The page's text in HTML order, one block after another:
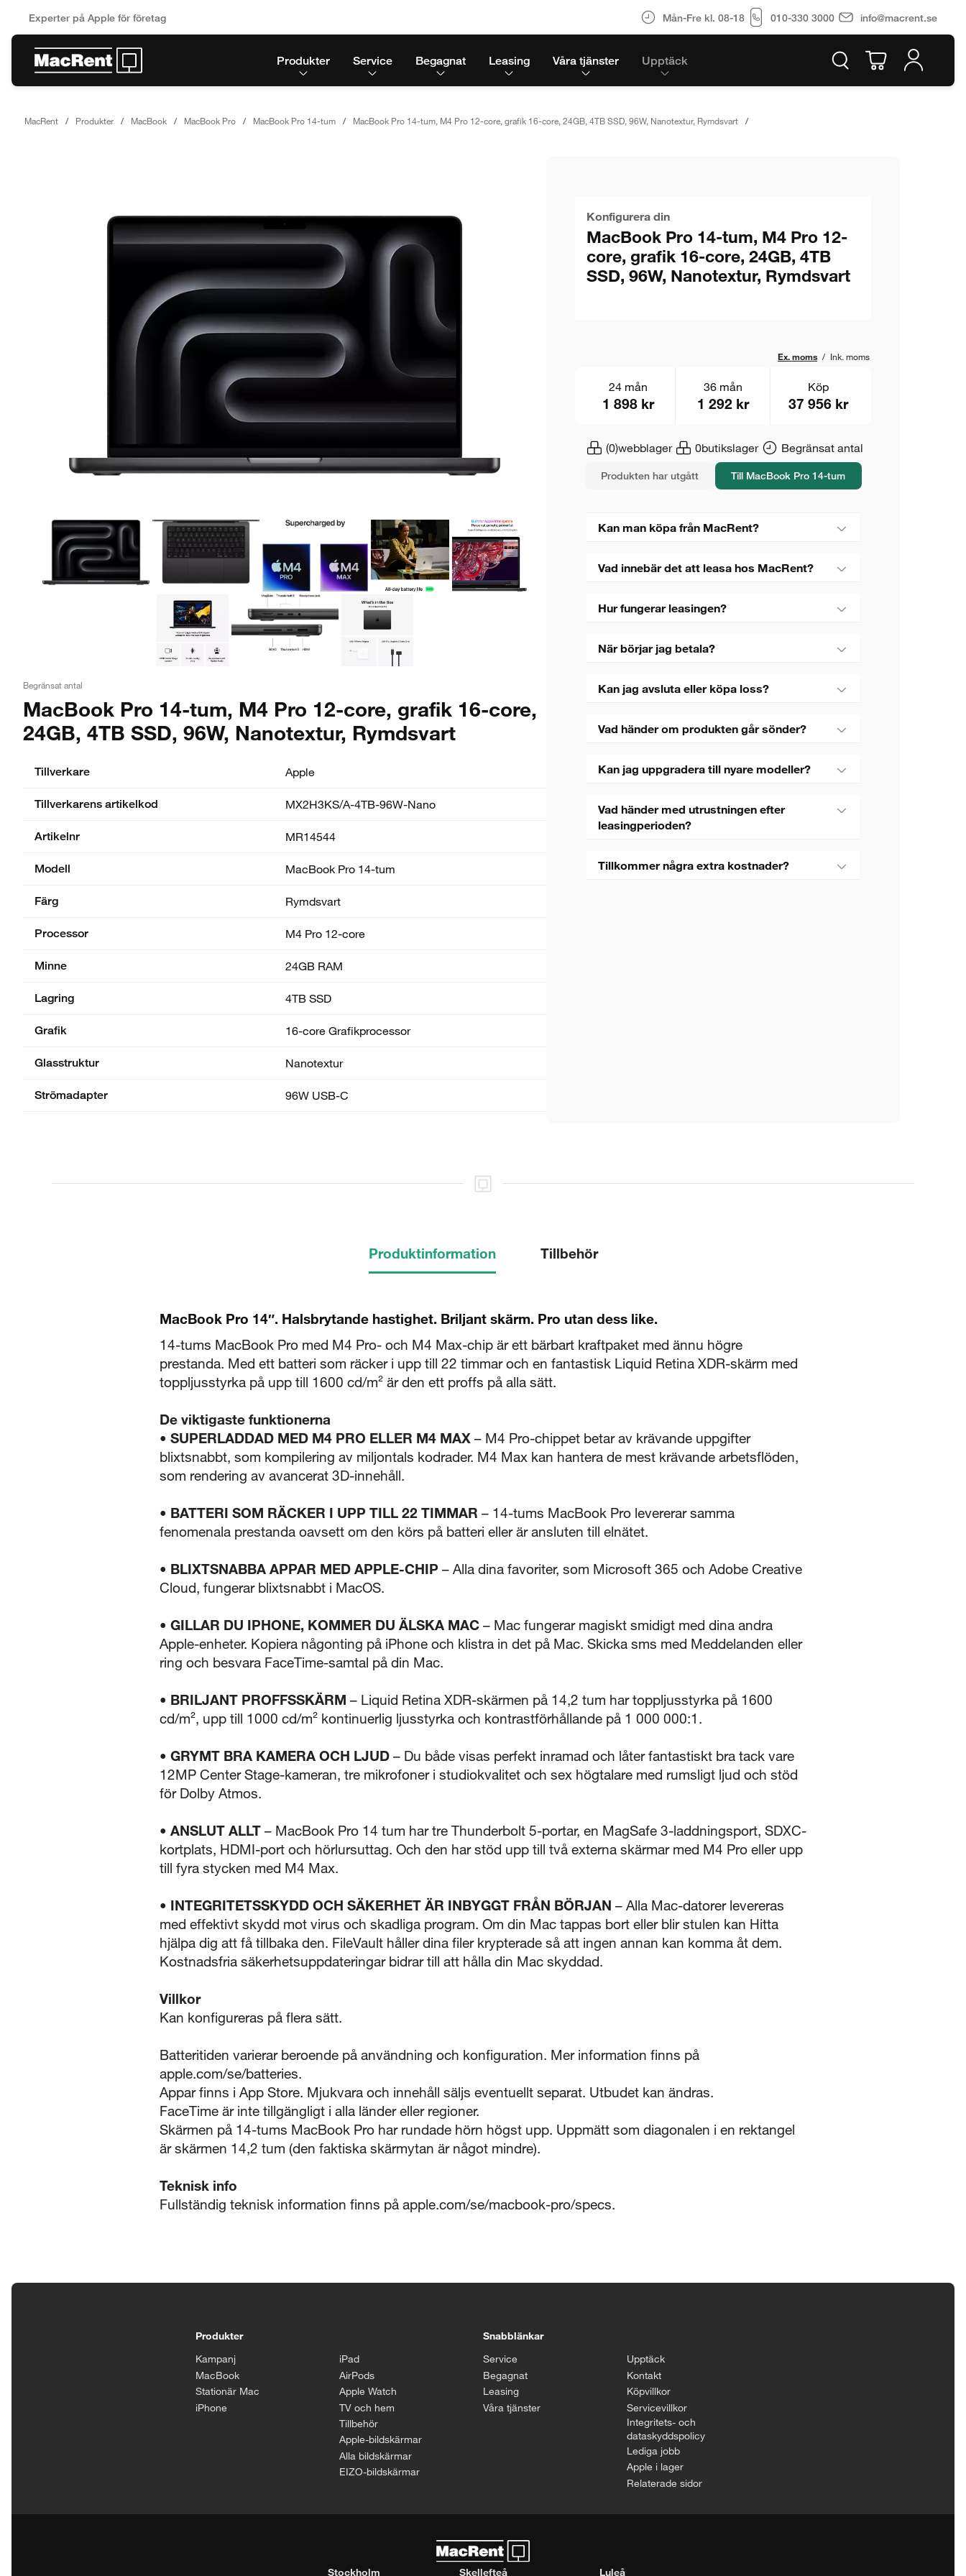
Experter på Apple för företag Mån-Fre kl. 08-18 010-330 3000 info@macrent.se
Produkter Service Begagnat Leasing Våra tjänster Upptäck
MacRent Produkter MacBook MacBook Pro MacBook Pro 14-tum MacBook Pro 14-tum, M4 Pro 12-core, grafik 16-core, 24GB, 4TB SSD, 96W, Nanotextur, Rymdsvart
Begränsat antal
MacBook Pro 14-tum, M4 Pro 12-core, grafik 16-core,
24GB, 4TB SSD, 96W, Nanotextur, Rymdsvart
Tillverkare Apple
Tillverkarens artikelkod MX2H3KS/A-4TB-96W-Nano
Artikelnr MR14544
Modell MacBook Pro 14-tum
Färg Rymdsvart
Processor M4 Pro 12-core
Minne 24GB RAM
Lagring 4TB SSD
Grafik 16-core Grafik­processor
Glasstruktur Nanotextur
Strömadapter 96W USB-C
Konfigurera din
MacBook Pro 14-tum, M4 Pro 12-
core, grafik 16-core, 24GB, 4TB
SSD, 96W, Nanotextur, Rymdsvart
Ex. moms / Ink. moms
(0)webblager 0butikslager Begränsat antal
24 mån
1 898 kr
36 mån
1 292 kr
Köp
37 956 kr
Produkten har utgått Till MacBook Pro 14-tum
Kan man köpa från MacRent?
Vad innebär det att leasa hos MacRent?
Hur fungerar leasingen?
När börjar jag betala?
Kan jag avsluta eller köpa loss?
Vad händer om produkten går sönder?
Kan jag uppgradera till nyare modeller?
Vad händer med utrustningen efter
leasingperioden?
Tillkommer några extra kostnader?
Produktinformation Tillbehör
MacBook Pro 14″. Halsbrytande hastighet. Briljant skärm. Pro utan dess like.
14-tums MacBook Pro med M4 Pro- och M4 Max-chip är ett bärbart kraftpaket med ännu högre
prestanda. Med ett batteri som räcker i upp till 22 timmar och en fantastisk Liquid Retina XDR-skärm med
toppljusstyrka på upp till 1600 cd/m² är den ett proffs på alla sätt.
De viktigaste funktionerna
• SUPERLADDAD MED M4 PRO ELLER M4 MAX – M4 Pro-chippet betar av krävande uppgifter
blixtsnabbt, som kompilering av miljontals kodrader. M4 Max kan hantera de mest krävande arbetsflöden,
som rendering av avancerat 3D-innehåll.
• BATTERI SOM RÄCKER I UPP TILL 22 TIMMAR – 14-tums MacBook Pro levererar samma
fenomenala prestanda oavsett om den körs på batteri eller är ansluten till elnätet.
• BLIXTSNABBA APPAR MED APPLE-CHIP – Alla dina favoriter, som Microsoft 365 och Adobe Creative
Cloud, fungerar blixtsnabbt i MacOS.
• GILLAR DU IPHONE, KOMMER DU ÄLSKA MAC – Mac fungerar magiskt smidigt med dina andra
Apple-enheter. Kopiera någonting på iPhone och klistra in det på Mac. Skicka sms med Meddelanden eller
ring och besvara FaceTime-samtal på din Mac.
• BRILJANT PROFFSSKÄRM – Liquid Retina XDR-skärmen på 14,2 tum har toppljusstyrka på 1600
cd/m², upp till 1000 cd/m² kontinuerlig ljusstyrka och kontrastförhållande på 1 000 000:1.
• GRYMT BRA KAMERA OCH LJUD – Du både visas perfekt inramad och låter fantastiskt bra tack vare
12MP Center Stage-kameran, tre mikrofoner i studiokvalitet och sex högtalare med rumsligt ljud och stöd
för Dolby Atmos.
• ANSLUT ALLT – MacBook Pro 14 tum har tre Thunderbolt 5-portar, en MagSafe 3-laddningsport, SDXC-
kortplats, HDMI-port och hörlursuttag. Och den har stöd upp till två externa skärmar med M4 Pro eller upp
till fyra stycken med M4 Max.
• INTEGRITETSSKYDD OCH SÄKERHET ÄR INBYGGT FRÅN BÖRJAN – Alla Mac-datorer levereras
med effektivt skydd mot virus och skadliga program. Om din Mac tappas bort eller blir stulen kan Hitta
hjälpa dig att få tillbaka den. FileVault håller dina filer krypterade så att ingen annan kan komma åt dem.
Kostnadsfria säkerhetsuppdateringar bidrar till att hålla din Mac skyddad.
Villkor
Kan konfigureras på flera sätt.
Batteritiden varierar beroende på användning och konfiguration. Mer information finns på
apple.com/se/batteries.
Appar finns i App Store. Mjukvara och innehåll säljs eventuellt separat. Utbudet kan ändras.
FaceTime är inte tillgängligt i alla länder eller regioner.
Skärmen på 14-tums MacBook Pro har rundade hörn högst upp. Uppmätt som diagonalen i en rektangel
är skärmen 14,2 tum (den faktiska skärmytan är något mindre).
Teknisk info
Fullständig teknisk information finns på apple.com/se/macbook-pro/specs.
Produkter
Kampanj
MacBook
Stationär Mac
iPhone
iPad
AirPods
Apple Watch
TV och hem
Tillbehör
Apple-bildskärmar
Alla bildskärmar
EIZO-bildskärmar
Snabblänkar
Service
Begagnat
Leasing
Våra tjänster
Upptäck
Kontakt
Köpvillkor
Servicevillkor
Integritets- och
dataskyddspolicy
Lediga jobb
Apple i lager
Relaterade sidor
Stockholm Skellefteå Luleå
5 sekunder
Stäng